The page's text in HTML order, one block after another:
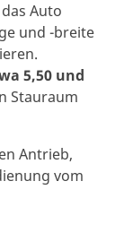
Auto
und -breite
5,50 und
Stauraum
Antrieb,
vom